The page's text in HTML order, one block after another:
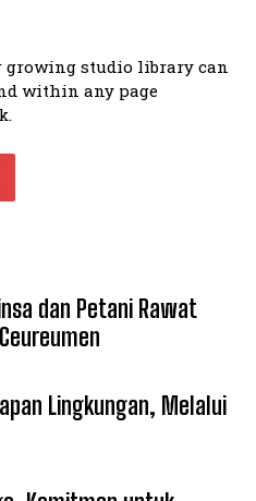
growing studio library can
within any page
dan Petani Rawat
Lingkungan, Melalui